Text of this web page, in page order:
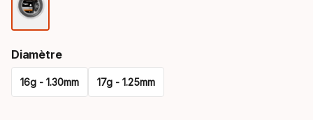
coloris
Diamètre
16g - 1.30mm 17g - 1.25mm